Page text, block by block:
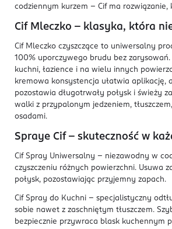
codziennym kurzem – Cif ma rozwiązanie,
Cif Mleczko – klasyka, która
Cif Mleczko czyszczące to uniwersalny
100% uporczywego brudu bez zarysowań.
kuchni, łazience i na wielu innych
kremowa konsystencja ułatwia aplikację,
pozostawia długotrwały połysk i świeży
walki z przypalonym jedzeniem,
osadami.
Spraye Cif – skuteczność w
Cif Spray Uniwersalny – niezawodny w
czyszczeniu różnych powierzchni. Usuwa
połysk, pozostawiając przyjemny zapach.
Cif Spray do Kuchni – specjalistyczny
sobie nawet z zaschniętym tłuszczem.
bezpiecznie przywraca blask kuchennym